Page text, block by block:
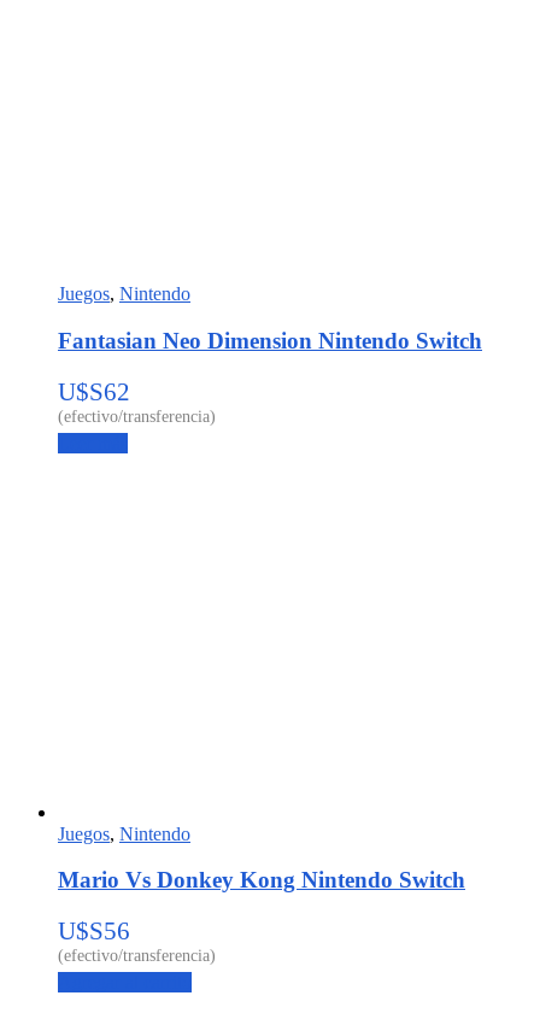
Juegos, Nintendo
Fantasian Neo Dimension Nintendo Switch
U$S62
Juegos, Nintendo
Mario Vs Donkey Kong Nintendo Switch
U$S56